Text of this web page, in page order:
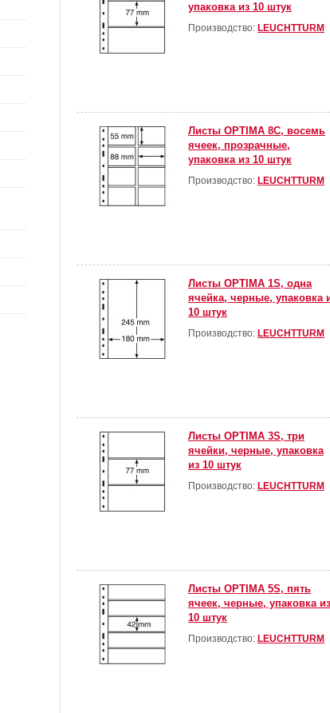
упаковка из 10 штук
Производство: LEUCHTTURM
Листы OPTIMA 8С, восемь
ячеек, прозрачные,
упаковка из 10 штук
Производство: LEUCHTTURM
Листы OPTIMA 1S, одна
ячейка, черные, упаковка
10 штук
Производство: LEUCHTTURM
Листы OPTIMA 3S, три
ячейки, черные, упаковка
из 10 штук
Производство: LEUCHTTURM
Листы OPTIMA 5S, пять
ячеек, черные, упаковка из
10 штук
Производство: LEUCHTTURM